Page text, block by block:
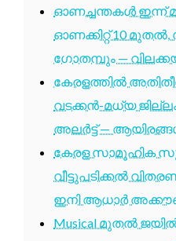
ഓണച്ചന്തകൾ
ഓണക്കിറ്റ് 10
ഗോതമ്പും —
കേരളത്തിൽ
വടക്കൻ-മധ്യ
അലർട്ട് —
കേരള സാമൂഹിക
വീട്ടുപടിക്കൽ
ഇനി ആധാർ
Musical മുതൽ ജയിൽ